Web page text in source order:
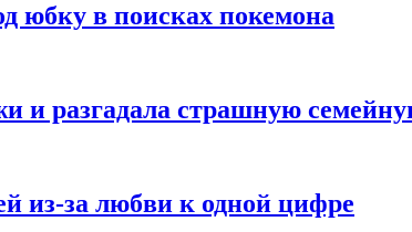
юбку в поисках покемона
и разгадала страшную
из-за любви к одной цифре